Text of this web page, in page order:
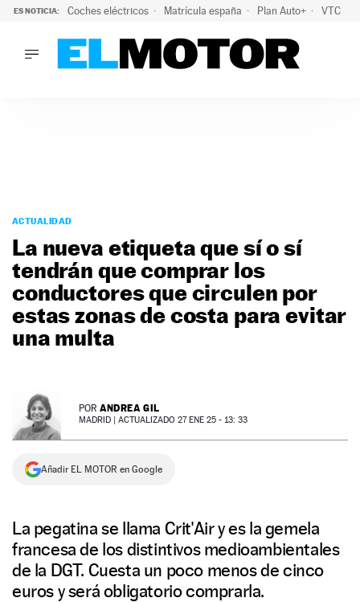
ES NOTICIA: Coches eléctricos Matrícula españa Plan Auto+ VTC
PODCAST
MOTOS
TECNOLOGÍA
SUPERCOCHES
SERVICIOS
SÍGUENOS
ACTUALIDAD
La nueva etiqueta que sí o sí
tendrán que comprar los
conductores que circulen por
estas zonas de costa para evitar
una multa
POR ANDREA GIL
MADRID | ACTUALIZADO 27 ENE 25 - 13: 33
Añadir EL MOTOR en Google
La pegatina se llama Crit'Air y es la gemela
francesa de los distintivos medioambientales
de la DGT. Cuesta un poco menos de cinco
euros y será obligatorio comprarla.